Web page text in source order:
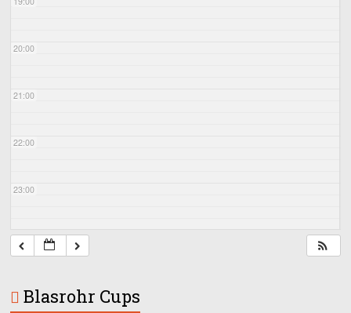
20:00
21:00
22:00
23:00
Blasrohr Cups